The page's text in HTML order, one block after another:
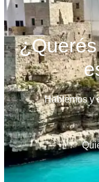
Hablemos y